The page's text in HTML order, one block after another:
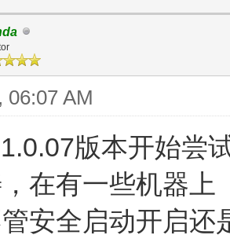
06:07 AM
版本开始尝
在有一些机器上
安全启动开启还